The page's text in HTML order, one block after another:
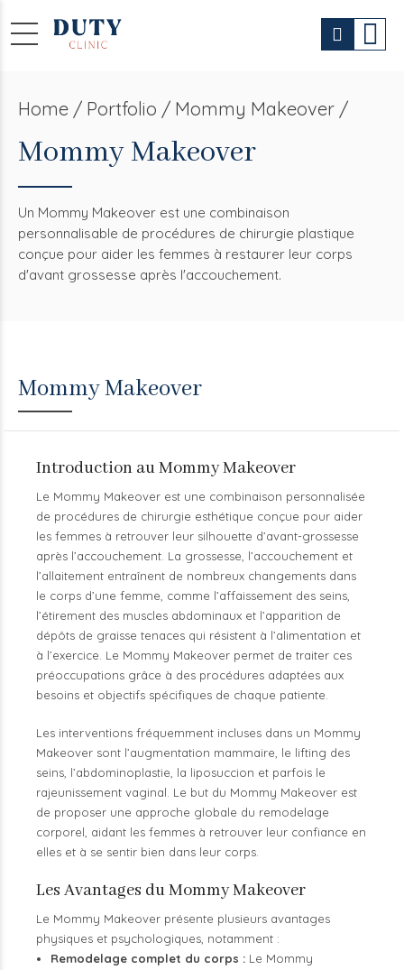
Home Portfolio / Mommy Makeover /
Mommy Makeover
Un Mommy Makeover est une combinaison
personnalisable de procédures de chirurgie plastique
conçue pour aider les femmes à restaurer leur corps
d'avant grossesse après l'accouchement.
Mommy Makeover
Introduction au Mommy Makeover
Le Mommy Makeover est une combinaison personnalisée
de procédures de chirurgie esthétique conçue pour aider
les femmes à retrouver leur silhouette d’avant-grossesse
après l’accouchement. La grossesse, l’accouchement et
l’allaitement entraînent de nombreux changements dans
le corps d’une femme, comme l’affaissement des seins,
l’étirement des muscles abdominaux et l’apparition de
dépôts de graisse tenaces qui résistent à l’alimentation et
à l’exercice. Le Mommy Makeover permet de traiter ces
préoccupations grâce à des procédures adaptées aux
besoins et objectifs spécifiques de chaque patiente.
Les interventions fréquemment incluses dans un Mommy
Makeover sont l’augmentation mammaire, le lifting des
seins, l’abdominoplastie, la liposuccion et parfois le
rajeunissement vaginal. Le but du Mommy Makeover est
de proposer une approche globale du remodelage
corporel, aidant les femmes à retrouver leur confiance en
elles et à se sentir bien dans leur corps.
Les Avantages du Mommy Makeover
Le Mommy Makeover présente plusieurs avantages
physiques et psychologiques, notamment :
Remodelage complet du corps :Le Mommy